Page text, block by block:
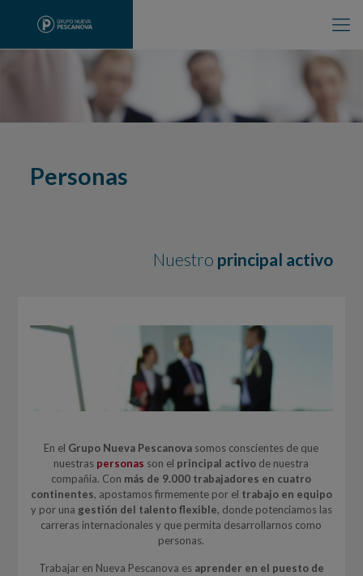
Personas
Nuestro principal activo
En el Grupo Nueva Pescanova somos conscientes de que
nuestras personas son el principal activo de nuestra
compañía. Con más de 9.000 trabajadores en cuatro
continentes, apostamos firmemente por el trabajo en equipo
y por una gestión del talento flexible, donde potenciamos las
carreras internacionales y que permita desarrollarnos como
personas.
Trabajar en Nueva Pescanova es aprender en el puesto de